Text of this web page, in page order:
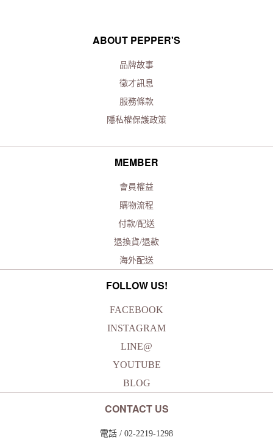
ABOUT PEPPER'S
品牌故事
徵才訊息
服務條款
隱私權保護政策
MEMBER
會員權益
購物流程
付款/配送
退換貨/退款
海外配送
FOLLOW US!
FACEBOOK
INSTAGRAM
LINE@
YOUTUBE
BLOG
CONTACT US
電話 / 02-2219-1298